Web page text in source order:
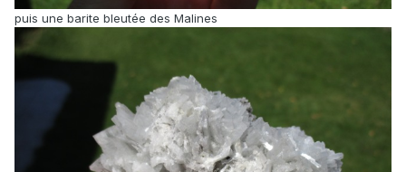
puis une barite bleutée des Malines